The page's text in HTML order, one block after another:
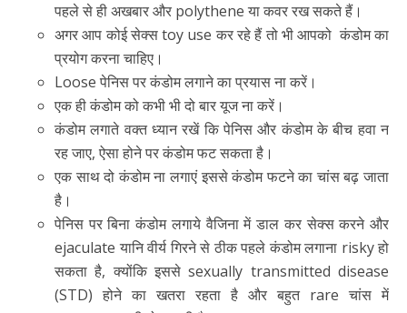
पहले से ही अखबार और polythene या कवर रख सकते हैं।
अगर आप कोई सेक्स toy use कर रहे हैं तो भी आपको कंडोम का
प्रयोग करना चाहिए।
Loose पेनिस पर कंडोम लगाने का प्रयास ना करें।
एक ही कंडोम को कभी भी दो बार यूज ना करें।
कंडोम लगाते वक्त ध्यान रखें कि पेनिस और कंडोम के बीच हवा न
रह जाए, ऐसा होने पर कंडोम फट सकता है।
एक साथ दो कंडोम ना लगाएं इससे कंडोम फटने का चांस बढ़ जाता
है।
पेनिस पर बिना कंडोम लगाये वैजिना में डाल कर सेक्स करने और
ejaculate यानि वीर्य गिरने से ठीक पहले कंडोम लगाना risky हो
सकता है, क्योंकि इससे sexually transmitted disease
(STD) होने का खतरा रहता है और बहुत rare चांस में